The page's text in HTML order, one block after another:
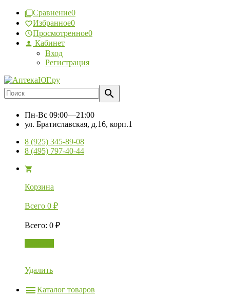
Сравнение0
Избранное0
Просмотренное0
Кабинет
Вход
Регистрация
Пн-Вс 09:00—21:00
ул. Братиславская, д.16, корп.1
8 (925) 345-89-08
8 (495) 797-40-44
Корзина
Всего 0 ₽
Всего: 0 ₽
Удалить
Каталог товаров